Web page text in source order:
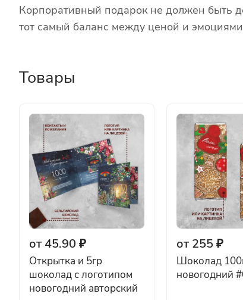
Корпоративный подарок не должен быть
тот самый баланс между ценой и
Товары
от 45.90 ₽
Открытка и 5гр
шоколад с логотипом
новогодний авторский
от 255 ₽
Шоколад
новогодний